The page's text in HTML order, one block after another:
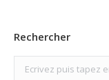
Rechercher
Search: